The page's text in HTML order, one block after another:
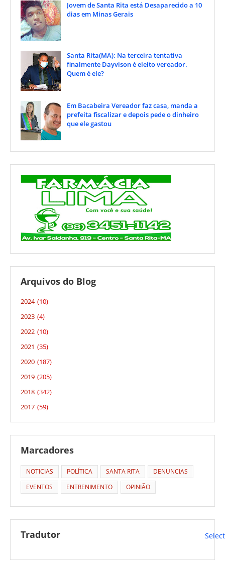
Jovem de Santa Rita está Desaparecido a 10
dias em Minas Gerais
Santa Rita(MA): Na terceira tentativa
finalmente Dayvison é eleito vereador.
Quem é ele?
Em Bacabeira Vereador faz casa, manda a
prefeita fiscalizar e depois pede o dinheiro
que ele gastou
Arquivos do Blog
2024 (10)
2023 (4)
2022 (10)
2021 (35)
2020 (187)
2019 (205)
2018 (342)
2017 (59)
Marcadores
NOTICIAS POLÍTICA SANTA RITA
DENUNCIAS
EVENTOS
ENTRENIMENTO OPINIÃO
Tradutor